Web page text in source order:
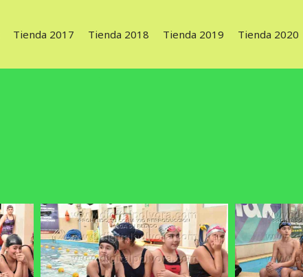
Tienda 2017 Tienda 2018 Tienda 2019 Tienda 2020